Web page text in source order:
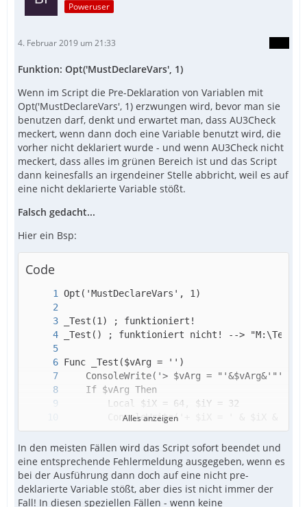
Poweruser
4. Februar 2019 um 21:33
Funktion: Opt('MustDeclareVars', 1)
Wenn im Script die Pre-Deklaration von Variablen mit
Opt('MustDeclareVars', 1) erzwungen wird, bevor man sie
benutzen darf, denkt und erwartet man, dass AU3Check
meckert, wenn dann doch eine Variable benutzt wird, die
vorher nicht deklariert wurde - und wenn AU3Check nicht
meckert, dass alles im grünen Bereich ist und das Script
dann keinesfalls an irgendeiner Stelle abbricht, weil es auf
eine nicht deklarierte Variable stößt.
Falsch gedacht...
Hier ein Bsp:
Code
Alles anzeigen
In den meisten Fällen wird das Script sofort beendet und
eine entsprechende Fehlermeldung ausgegeben, wenn es
bei der Ausführung dann doch auf eine nicht pre-
deklarierte Variable stößt, aber dies ist nicht immer der
Fall! In diesen speziellen Fällen - wenn keine